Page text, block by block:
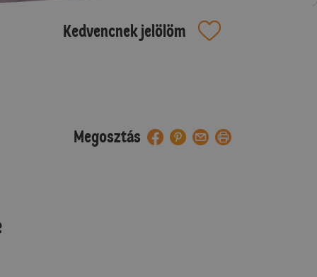
Kedvencnek jelölöm
Megosztás